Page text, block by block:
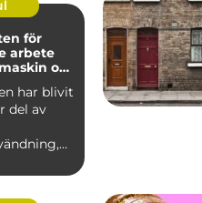
för
arbete
och
har blivit
del av